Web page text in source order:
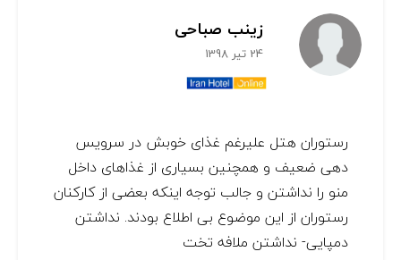
زینب صباحی
24 تیر 1398
رستوران هتل علیرغم غذای خوبش در سرویس
دهی ضعیف و همچنین بسیاری از غذاهای داخل
منو را نداشتن و جالب توجه اینکه بعضی از کارکنان
رستوران از این موضوع بی اطلاع بودند. نداشتن
دمپایی- نداشتن ملافه تخت